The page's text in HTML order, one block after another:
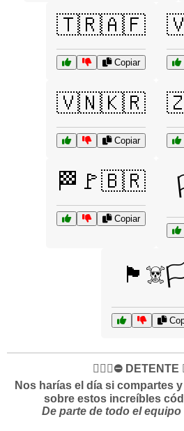
🇹🇷🇦🇫
Copiar
🇻🇳🇰🇷
Copiar
🏁🚩🇧🇷
Copiar
✋🏻🛑⛔️ DETENTE
Nos harías el día si compartes
sobre estos increíbles
De parte de todo el